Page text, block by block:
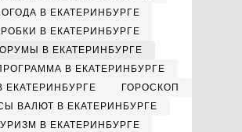
В ЕКАТЕРИНБУРГЕ
В ЕКАТЕРИНБУРГЕ
В ЕКАТЕРИНБУРГЕ
В ЕКАТЕРИНБУРГЕ
ЕКАТЕРИНБУРГЕ
ГОРОСКОП
ВАЛЮТ В ЕКАТЕРИНБУРГЕ
В ЕКАТЕРИНБУРГЕ